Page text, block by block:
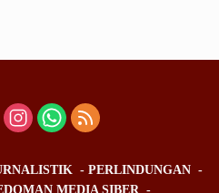
PERLINDUNGAN
MEDIA SIBER